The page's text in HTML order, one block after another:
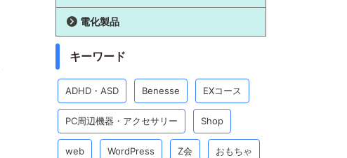
電化製品
キーワード
ADHD・ASD Benesse EXコース
PC周辺機器・アクセサリー Shop
web WordPress Z会 おもちゃ